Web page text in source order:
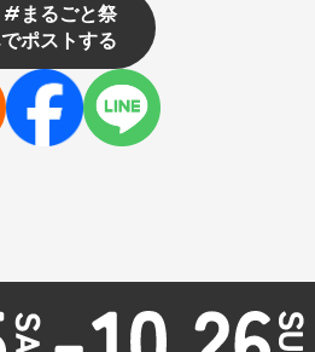
#まるごと祭
でポストする